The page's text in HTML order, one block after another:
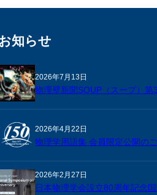
知らせ
2026年7月13日
物理壁新聞SOUP（スープ）第
2026年4月22日
物理学用語集 会員限定公開の
2026年2月27日
日本物理学会設立80周年記念